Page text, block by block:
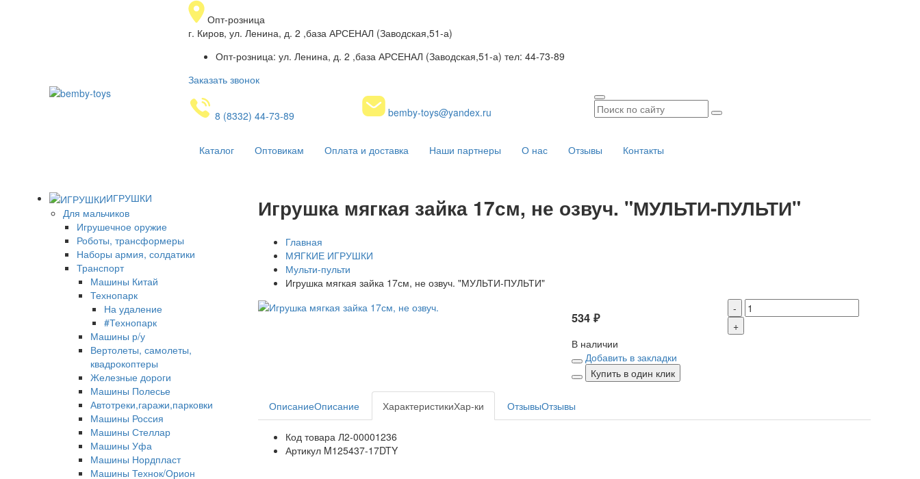
Опт-розница
г. Киров, ул. Ленина, д. 2 ,база АРСЕНАЛ (Заводская,51-а)
Опт-розница: ул. Ленина, д. 2 ,база АРСЕНАЛ (Заводская,51-а) тел: 44-73-89
Заказать звонок
bemby-toys@yandex.ru
8 (8332) 44-73-89
Каталог Оптовикам Оплата и доставка Наши партнеры О нас Отзывы Контакты
ИГРУШКИ
Для мальчиков
Игрушечное оружие
Роботы, трансформеры
Наборы армия, солдатики
Транспорт
Машины Китай
Технопарк
На удаление
#Технопарк
Машины р/у
Вертолеты, самолеты,
квадрокоптеры
Железные дороги
Машины Полесье
Автотреки,гаражи,парковки
Машины Россия
Машины Стеллар
Машины Уфа
Машины Нордпласт
Машины Технок/Орион
Игрушка мягкая зайка 17см, не озвуч. "МУЛЬТИ-ПУЛЬТИ"
Главная
МЯГКИЕ ИГРУШКИ
Мульти-пульти
Игрушка мягкая зайка 17см, не озвуч. "МУЛЬТИ-ПУЛЬТИ"
534 ₽
-
+
В наличии
Добавить в закладки
Купить в один клик
ОписаниеОписание ХарактеристикиХар-ки ОтзывыОтзывы
Код товара Л2-00001236
Артикул M125437-17DTY